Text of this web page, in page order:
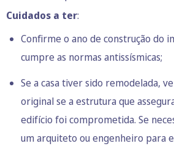
Cuidados a ter:
Confirme o ano de construção do
cumpre as normas antissísmicas;
Se a casa tiver sido remodelada,
original se a estrutura que
edifício foi comprometida. Se
um arquiteto ou engenheiro para